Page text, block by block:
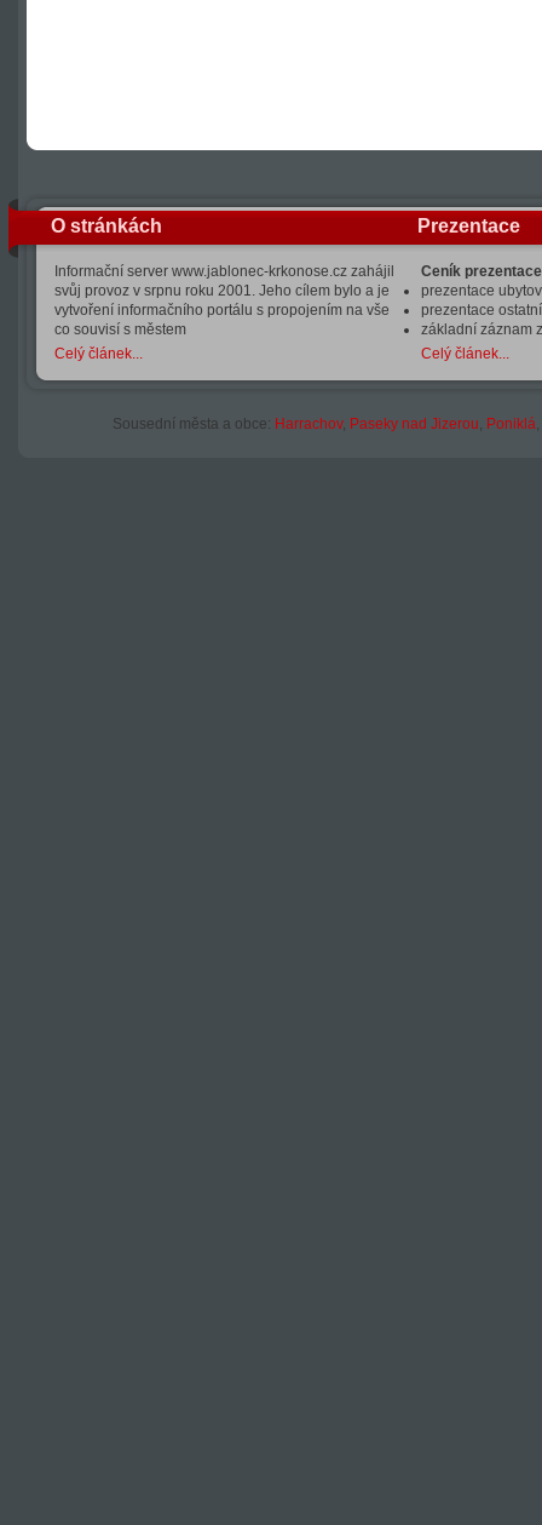
O stránkách
Informační server www.jablonec-krkonose.cz zahájil
svůj provoz v srpnu roku 2001. Jeho cílem bylo a je
vytvoření informačního portálu s propojením na vše
co souvisí s městem
Celý článek...
Prezentace
Ceník
prezentace
prezentace
základní záznam
Celý článek...
Sousední města a obce: Harrachov, Paseky nad Jizerou, Poniklá,